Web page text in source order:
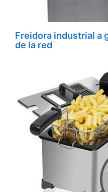
Freidora industrial a
de la red